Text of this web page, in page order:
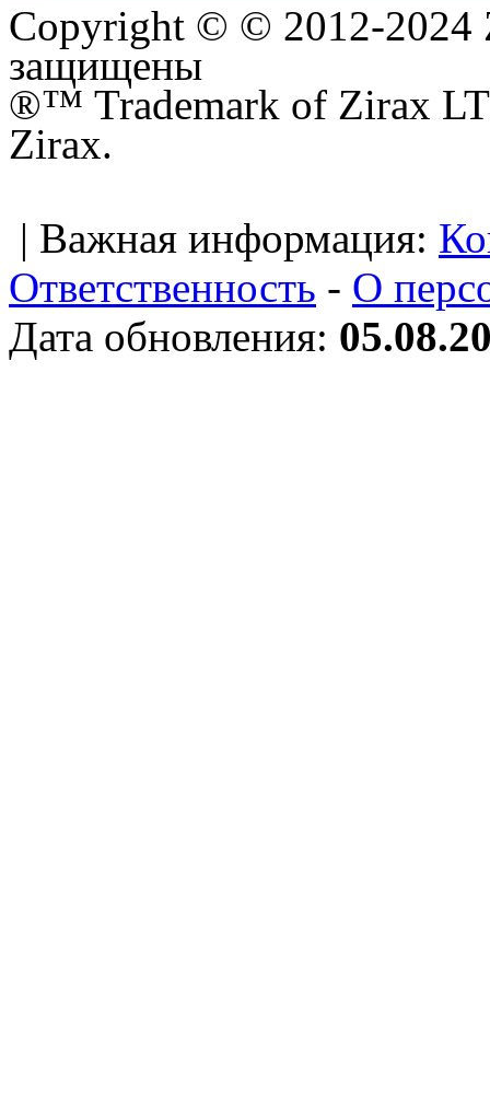
Copyright © © 2012-2024
защищены
®™ Trademark of Zirax
Zirax.
| Важная информация:
Ответственность - О
Дата обновления: